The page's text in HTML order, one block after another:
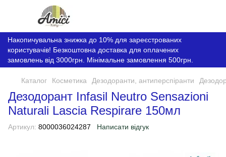
Накопичувальна знижка до 10% для зареєстрованих
користувачів! Безкоштовна доставка для оплачених
замовлень від 3000грн. Мінімальне замовлення 500грн.
Каталог Косметика Дезодоранти, антиперспіранти
Дезодорант Infasil Neutro Sensazioni
Naturali Lascia Respirare 150мл
Артикул: 8000036024287 Написати відгук